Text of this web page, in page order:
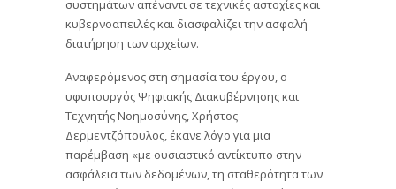
συστημάτων απέναντι σε τεχνικές αστοχίες και
κυβερνοαπειλές και διασφαλίζει την ασφαλή
διατήρηση των αρχείων.
Αναφερόμενος στη σημασία του έργου, ο
υφυπουργός Ψηφιακής Διακυβέρνησης και
Τεχνητής Νοημοσύνης, Χρήστος
Δερμεντζόπουλος, έκανε λόγο για μια
παρέμβαση «με ουσιαστικό αντίκτυπο στην
ασφάλεια των δεδομένων, τη σταθερότητα των